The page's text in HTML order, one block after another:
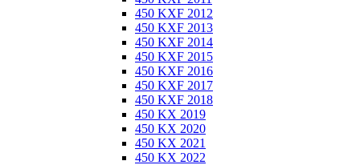
450 KXF 2012
450 KXF 2013
450 KXF 2014
450 KXF 2015
450 KXF 2016
450 KXF 2017
450 KXF 2018
450 KX 2019
450 KX 2020
450 KX 2021
450 KX 2022